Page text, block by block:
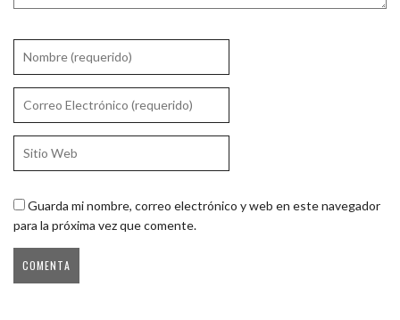
Guarda mi nombre, correo electrónico y web en este navegador
para la próxima vez que comente.